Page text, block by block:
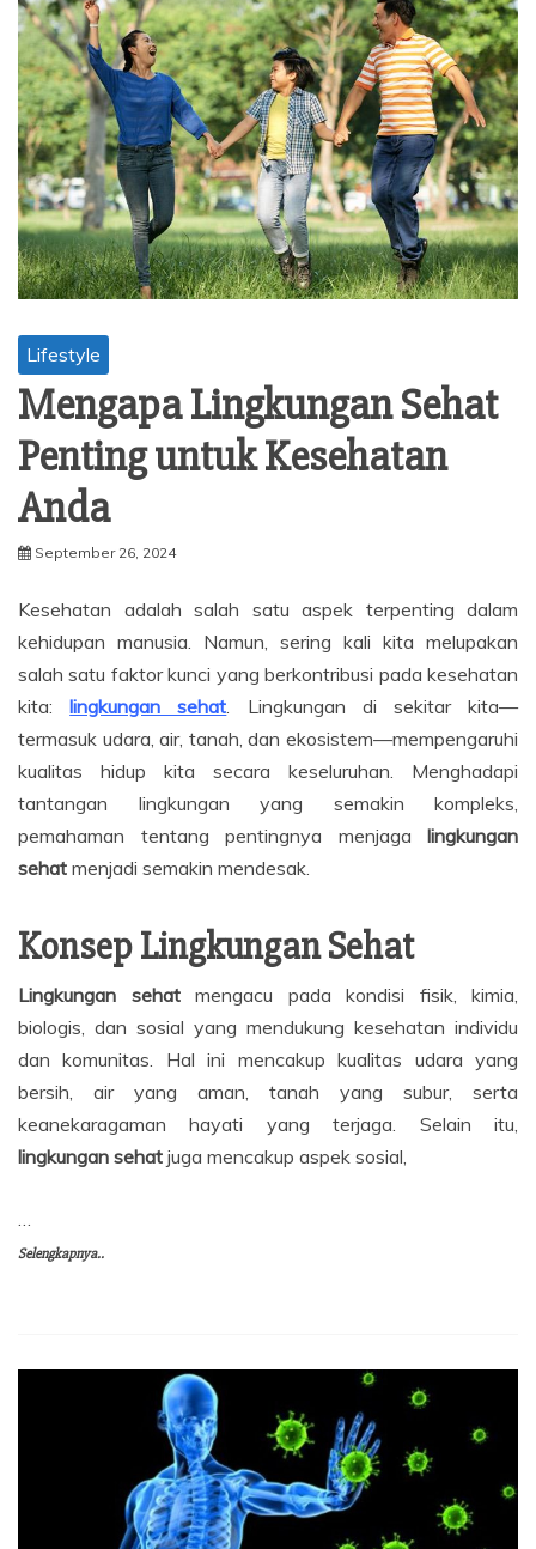
Lifestyle
Mengapa Lingkungan Sehat
Penting untuk Kesehatan
Anda
September 26, 2024
Kesehatan adalah salah satu aspek terpenting dalam
kehidupan manusia. Namun, sering kali kita melupakan
salah satu faktor kunci yang berkontribusi pada kesehatan
kita:lingkungan sehat . Lingkungan di sekitar kita—
termasuk udara, air, tanah, dan ekosistem—mempengaruhi
kualitas hidup kita secara keseluruhan. Menghadapi
tantangan lingkungan yang semakin kompleks,
pemahaman tentang pentingnya menjaga lingkungan
sehat menjadi semakin mendesak.
Konsep Lingkungan Sehat
Lingkungan sehatmengacu pada kondisi fisik, kimia,
biologis, dan sosial yang mendukung kesehatan individu
dan komunitas. Hal ini mencakup kualitas udara yang
bersih, air yang aman, tanah yang subur, serta
keanekaragaman hayati yang terjaga. Selain itu,
lingkungan sehat juga mencakup aspek sosial,
Selengkapnya..